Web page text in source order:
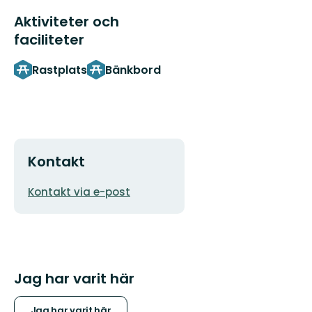
Aktiviteter och
faciliteter
Rastplats Bänkbord
Kontakt
E-
Kontakt via e-post
Jag har varit här